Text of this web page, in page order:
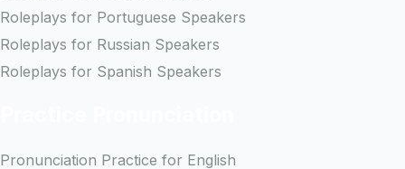
Roleplays for Portuguese Speakers
Roleplays for Russian Speakers
Roleplays for Spanish Speakers
Pronunciation Practice for English